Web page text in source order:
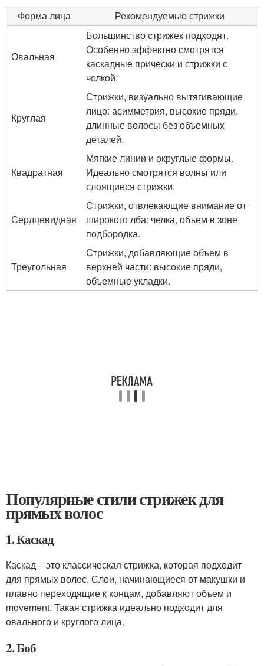
Форма лица
Рекомендуемые стрижки
Овальная
Большинство стрижек подходят.
Особенно эффектно смотрятся
каскадные прически и стрижки с
челкой.
Круглая
Стрижки, визуально вытягивающие
лицо: асимметрия, высокие пряди,
длинные волосы без объемных
деталей.
Квадратная
Мягкие линии и округлые формы.
Идеально смотрятся волны или
слоящиеся стрижки.
Сердцевидная
Стрижки, отвлекающие внимание от
широкого лба: челка, объем в зоне
подбородка.
Треугольная
Стрижки, добавляющие объем в
верхней части: высокие пряди,
объемные укладки.
Популярные стили стрижек для
прямых волос
1. Каскад
Каскад – это классическая стрижка, которая подходит
для прямых волос. Слои, начинающиеся от макушки и
плавно переходящие к концам, добавляют объем и
movement. Такая стрижка идеально подходит для
овального и круглого лица.
2. Боб